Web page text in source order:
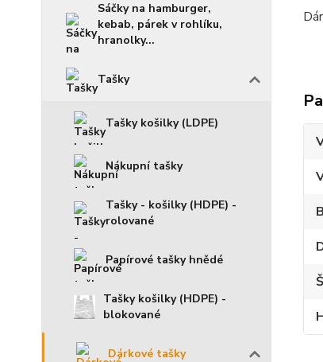
Sáčky na hamburger,
kebab, párek v rohlíku,
hranolky...
Tašky
Tašky košilky (LDPE)
Nákupní tašky
Tašky - košilky (HDPE) -
rolované
Papírové tašky hnědé
Tašky košilky (HDPE) -
blokované
Dárkové tašky